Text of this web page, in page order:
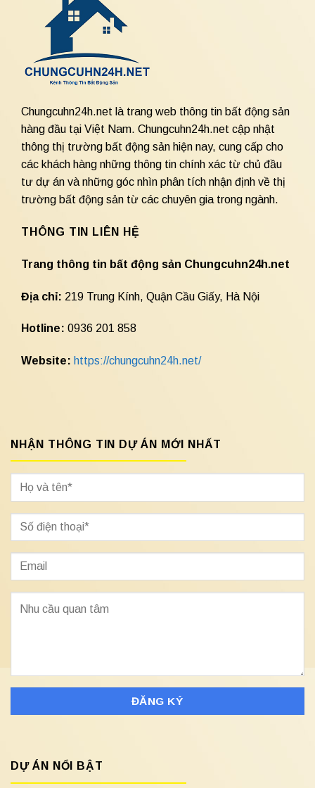
Chungcuhn24h.net là trang web thông tin bất động sản
hàng đầu tại Việt Nam. Chungcuhn24h.net cập nhật
thông thị trường bất động sản hiện nay, cung cấp cho
các khách hàng những thông tin chính xác từ chủ đầu
tư dự án và những góc nhìn phân tích nhận định về thị
trường bất động sản từ các chuyên gia trong ngành.
THÔNG TIN LIÊN HỆ
Trang thông tin bất động sản Chungcuhn24h.net
Địa chỉ: 219 Trung Kính, Quận Cầu Giấy, Hà Nội
Hotline: 0936 201 858
Website: https://chungcuhn24h.net/
NHẬN THÔNG TIN DỰ ÁN MỚI NHẤT
DỰ ÁN NỔI BẬT